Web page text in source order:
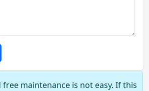
maintenance is not easy. If this